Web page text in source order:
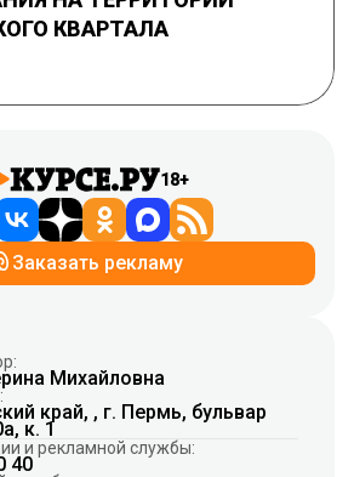
КВАРТАЛА
18+
Заказать рекламу
Михайловна
край, , г. Пермь, бульвар
к. 1
и рекламной службы:
40